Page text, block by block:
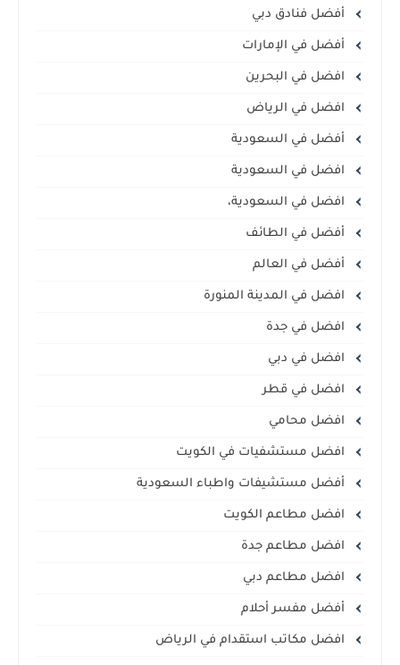
أفضل فنادق دبي
أفضل في الإمارات
افضل في البحرين
افضل في الرياض
أفضل في السعودية
افضل في السعودية
افضل في السعودية،
أفضل في الطائف
أفضل في العالم
افضل في المدينة المنورة
افضل في جدة
افضل في دبي
افضل في قطر
افضل محامي
افضل مستشفيات في الكويت
أفضل مستشيفات واطباء السعودية
افضل مطاعم الكويت
افضل مطاعم جدة
افضل مطاعم دبي
أفضل مفسر أحلام
افضل مكاتب استقدام في الرياض